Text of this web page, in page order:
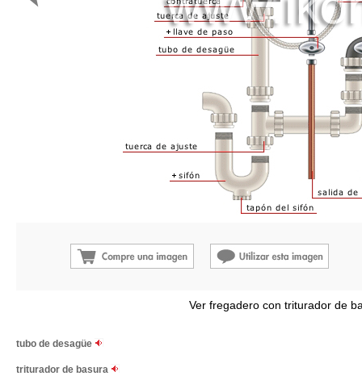
Ver fregadero con triturador de
tubo de desagüe
triturador de basura